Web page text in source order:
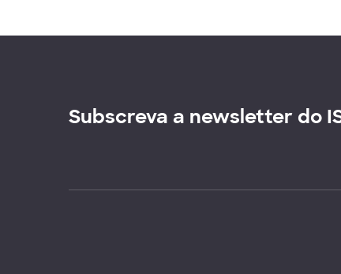
Subscreva a newsletter do